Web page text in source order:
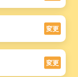
変更
変更